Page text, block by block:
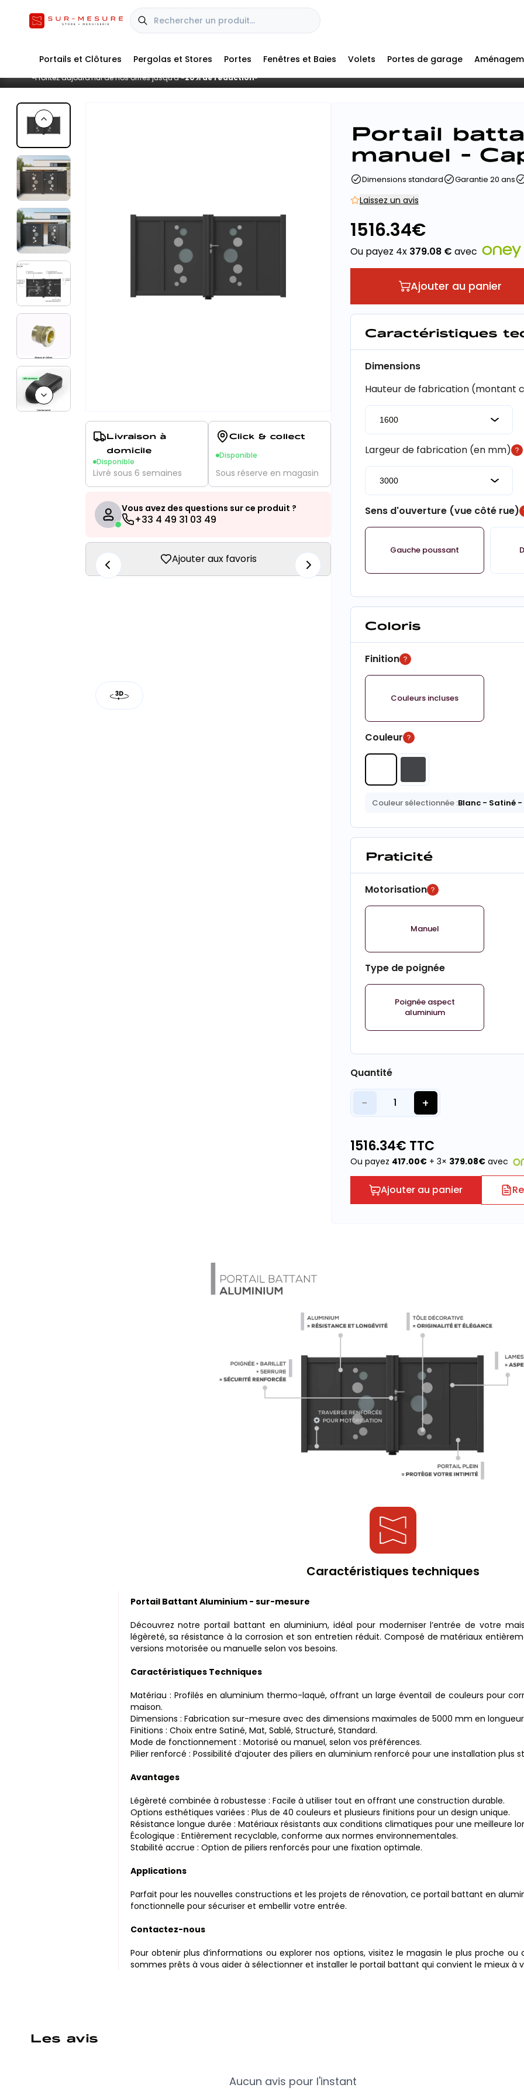
■Profitez aujourd'hui de nos offres jusqu'à-20% de réduction■
Portails et Clôtures Pergolas et Stores Portes Fenêtres et Baies Volets Portes de garage
Previous slide
Next slide
Livraison à
domicile
Disponible
Livré sous 6 semaines
Click & collect
Disponible
Sous réserve en magasin
Vous avez des questions sur ce produit ?
+33 4 49 31 03 49
Ajouter aux favoris
Portail
manuel -
Dimensions standard Garantie 20 ans
Laissez un avis
1516.34€
Ou payez 4x 379.08€ avec
Ajouter au panier
Caractéristiques
Dimensions
Hauteur de fabrication (montant
Largeur de fabrication (en mm)
Sens d'ouverture (vue côté rue)
Gauche poussant
Coloris
Finition
Couleurs incluses
Couleur
Couleur sélectionnée :Blanc- Satiné-
Praticité
Motorisation
Manuel
Type de poignée
Poignée aspect
aluminium
Quantité
− 1 +
1516.34€ TTC
Ou payez 417.00€+ 3× 379.08€ avec
Ajouter au panier
Caractéristiques techniques
Portail Battant Aluminium - sur-mesure
Découvrez notre portail battant en aluminium, idéal pour moderniser l’entrée de votre
légèreté, sa résistance à la corrosion et son entretien réduit. Composé de matériaux
versions motorisée ou manuelle selon vos besoins.
Caractéristiques Techniques
Matériau : Profilés en aluminium thermo-laqué, offrant un large éventail de couleurs pour
maison.
Dimensions : Fabrication sur-mesure avec des dimensions maximales de 5000 mm en
Finitions : Choix entre Satiné, Mat, Sablé, Structuré, Standard.
Mode de fonctionnement : Motorisé ou manuel, selon vos préférences.
Pilier renforcé : Possibilité d’ajouter des piliers en aluminium renforcé pour une installation plus
Avantages
Légèreté combinée à robustesse : Facile à utiliser tout en offrant une construction durable.
Options esthétiques variées : Plus de 40 couleurs et plusieurs finitions pour un design unique.
Résistance longue durée : Matériaux résistants aux conditions climatiques pour une meilleure
Écologique : Entièrement recyclable, conforme aux normes environnementales.
Stabilité accrue : Option de piliers renforcés pour une fixation optimale.
Applications
Parfait pour les nouvelles constructions et les projets de rénovation, ce portail battant en
fonctionnelle pour sécuriser et embellir votre entrée.
Contactez-nous
Pour obtenir plus d’informations ou explorer nos options, visitez le magasin le plus proche
sommes prêts à vous aider à sélectionner et installer le portail battant qui convient le mieux à
Les avis
Aucun avis pour l'instant